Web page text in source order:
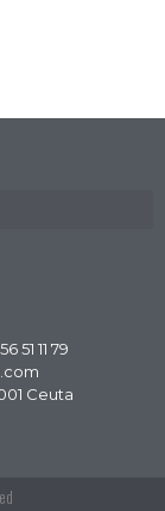
51 11 79
Ceuta